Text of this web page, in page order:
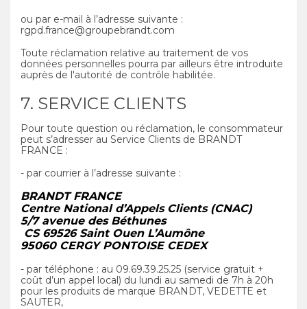
ou par e-mail à l’adresse suivante :
rgpd.france@groupebrandt.com
Toute réclamation relative au traitement de vos
données personnelles pourra par ailleurs être introduite
auprès de l'autorité de contrôle habilitée.
7. SERVICE CLIENTS
Pour toute question ou réclamation, le consommateur
peut s’adresser au Service Clients de BRANDT
FRANCE :
- par courrier à l’adresse suivante :
BRANDT FRANCE
Centre National d’Appels Clients (CNAC)
5/7 avenue des Béthunes
CS 69526 Saint Ouen L’Aumône
95060 CERGY PONTOISE CEDEX
- par téléphone : au 09.69.39.25.25 (service gratuit +
coût d’un appel local) du lundi au samedi de 7h à 20h
pour les produits de marque BRANDT, VEDETTE et
SAUTER,